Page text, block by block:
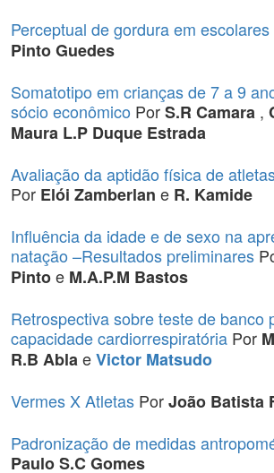
Perceptual de gordura em escolares
Pinto Guedes
Somatotipo em crianças de 7 a 9
sócio econômico PorS.R Camara ,
Maura L.P Duque Estrada
Avaliação da aptidão física de
Por Elói Zamberlan e R. Kamide
Influência da idade e de sexo na
natação –Resultados preliminares
Pintoe M.A.P.M Bastos
Retrospectiva sobre teste de banco
capacidade cardiorrespiratória Por
R.B AblaeVictor Matsudo
Vermes X Atletas PorJoão Batista
Padronização de medidas
Paulo S.C Gomes